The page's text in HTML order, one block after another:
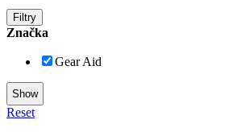
Filtry
Značka
Gear Aid
Reset